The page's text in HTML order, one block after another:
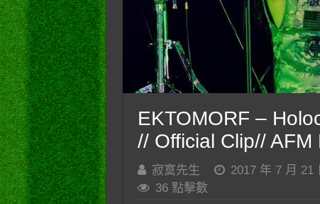
EKTOMORF –
// Official Clip// AFM
寂寞先生 2017 年 7 月 21
36 點擊數